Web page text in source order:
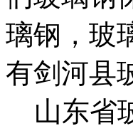
璃钢， 玻
有剑河县
山东省